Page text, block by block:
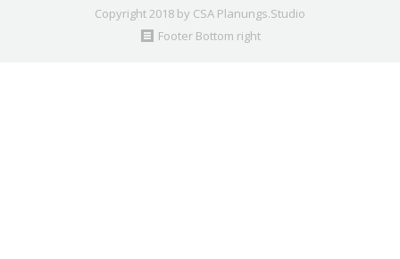
Copyright 2018 by CSA Planungs.Studio
Footer Bottom right